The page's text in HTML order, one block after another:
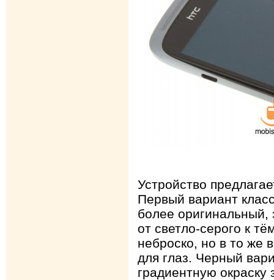
Устройство
Первый вариант
более оригинальный,
от светло-серого к
неброско, но в то же
для глаз. Черный
градиентную окраску